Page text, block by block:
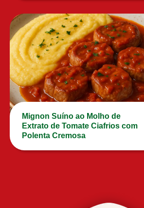
Mignon Suíno ao Molho de
Extrato de Tomate Ciafrios com
Polenta Cremosa